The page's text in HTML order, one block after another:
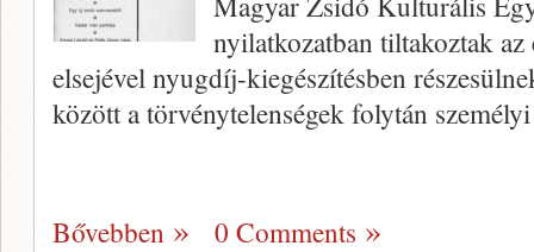
nyilatkozatban tiltakoztak
elsejével nyugdíj-kiegészítésben
között a törvénytelenségek folytán
Bővebben 0 Comments